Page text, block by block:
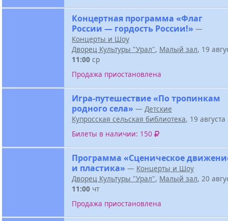
Концертная программа «Флаг
России — гордость России!» —
Концерты и Шоу
Дворец Культуры "Урал", Малый зал, 19
11:00 ср
Продажа приостановлена
Игра-путешествие «По тропинкам
родного села» — Детские
Купросская сельская библиотека, 19
Билеты в наличии: 150
Программа «Сценическое
и пластика» — Концерты и Шоу
Дворец Культуры "Урал", Малый зал, 20
11:00 чт
Продажа приостановлена